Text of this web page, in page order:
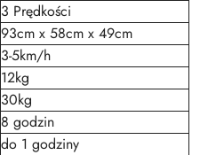
3 Prędkości
93cm x 58cm x 49cm
3-5km/h
12kg
30kg
8 godzin
do 1 godziny